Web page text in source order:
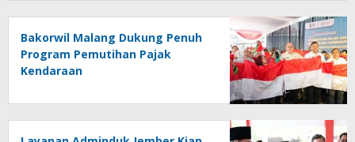
Bakorwil Malang Dukung Penuh
Program Pemutihan Pajak
Kendaraan